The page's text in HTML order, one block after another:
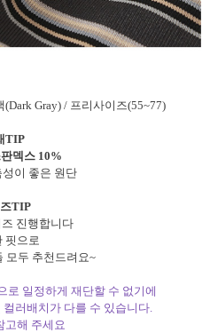
Gray) / 프리사이즈(55~77)
TIP
덱스 10%
이 좋은 원단
TIP
진행합니다
핏으로
모두 추천드려요~
일정하게 재단할 수 없기에
러배치가 다를 수 있습니다.
고해 주세요